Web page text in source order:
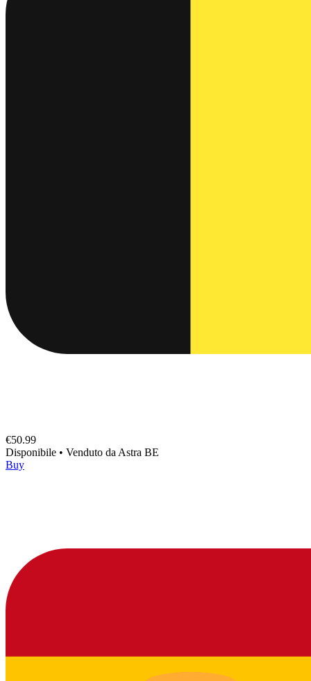
€50.99
Disponibile • Venduto da Astra BE
Buy